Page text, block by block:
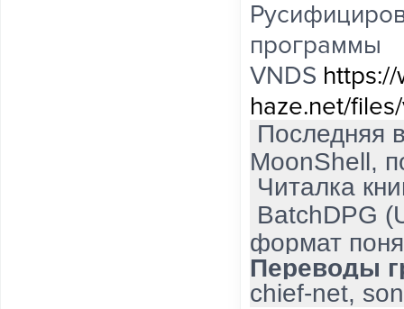
программы
VNDS
haze.net/
Последняя
MoonShell,
Читалка
BatchDPG
формат
Переводы
chief-net,